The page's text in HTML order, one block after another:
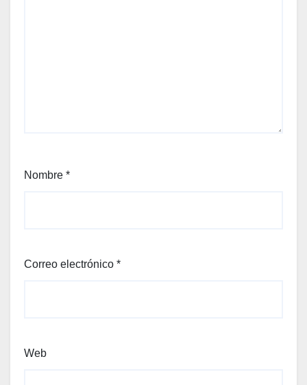
Nombre *
Correo electrónico *
Web